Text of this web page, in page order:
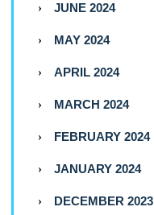
JUNE 2024
MAY 2024
APRIL 2024
MARCH 2024
FEBRUARY 2024
JANUARY 2024
DECEMBER 2023